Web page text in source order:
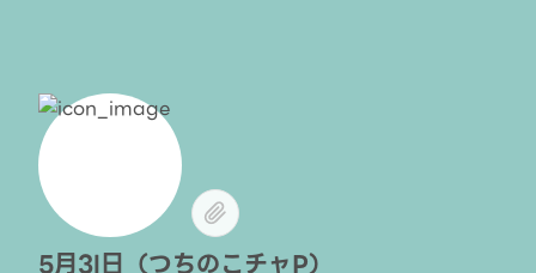
5月3l日（つちのこチャP）